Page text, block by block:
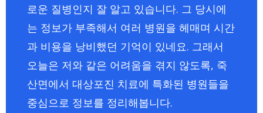
로운 질병인지 잘 알고 있습니다. 그 당시에
는 정보가 부족해서 여러 병원을 헤매며 시간
과 비용을 낭비했던 기억이 있네요. 그래서
오늘은 저와 같은 어려움을 겪지 않도록, 죽
산면에서 대상포진 치료에 특화된 병원들을
중심으로 정보를 정리해봅니다.